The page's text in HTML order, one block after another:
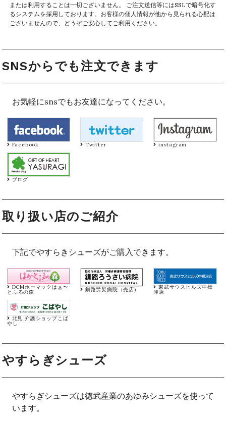
または利用することは一切ございません。 ご注文送信等にはSSLで暗号化す
るシステムを採用しております。お客様の個人情報が他から見られる心配は
ございませんので、どうぞご安心してご利用ください。
SNSからでも注文できます
お気軽にsnsでもお友達になってください。
Facebook Twitter instagram
ブログ
取り扱い店のご紹介
下記でやすらきシューズがご購入できます。
DCMホーマックはぁ〜
とふるの森 釧路労災病院（売店) 東武サウスヒルズ中標
津店
北見 介護ショップこば
やし
やすらぎシューズ
やすらぎシューズは徳武産業のあゆみシューズを使って
います。